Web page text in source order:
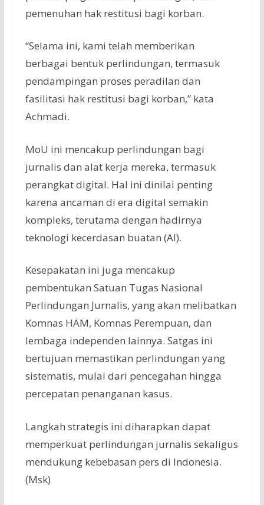
pemenuhan hak restitusi bagi korban.
“Selama ini, kami telah memberikan
berbagai bentuk perlindungan, termasuk
pendampingan proses peradilan dan
fasilitasi hak restitusi bagi korban,” kata
Achmadi.
MoU ini mencakup perlindungan bagi
jurnalis dan alat kerja mereka, termasuk
perangkat digital. Hal ini dinilai penting
karena ancaman di era digital semakin
kompleks, terutama dengan hadirnya
teknologi kecerdasan buatan (AI).
Kesepakatan ini juga mencakup
pembentukan Satuan Tugas Nasional
Perlindungan Jurnalis, yang akan melibatkan
Komnas HAM, Komnas Perempuan, dan
lembaga independen lainnya. Satgas ini
bertujuan memastikan perlindungan yang
sistematis, mulai dari pencegahan hingga
percepatan penanganan kasus.
Langkah strategis ini diharapkan dapat
memperkuat perlindungan jurnalis sekaligus
mendukung kebebasan pers di Indonesia.
(Msk)